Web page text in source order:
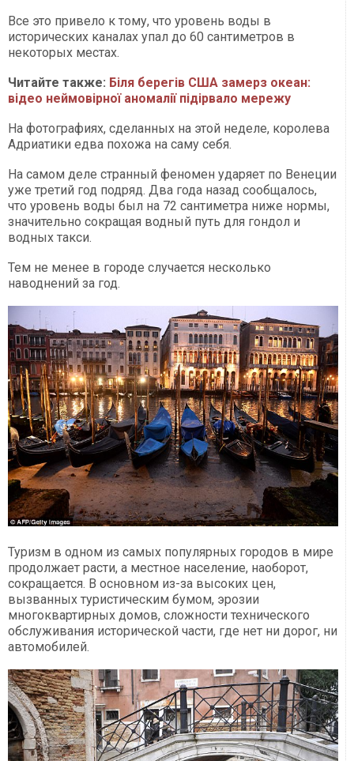
Все это привело к тому, что уровень воды в
исторических каналах упал до 60 сантиметров в
некоторых местах.
Читайте также: Біля берегів США замерз океан:
відео неймовірної аномалії підірвало мережу
На фотографиях, сделанных на этой неделе, королева
Адриатики едва похожа на саму себя.
На самом деле странный феномен ударяет по Венеции
уже третий год подряд. Два года назад сообщалось,
что уровень воды был на 72 сантиметра ниже нормы,
значительно сокращая водный путь для гондол и
водных такси.
Тем не менее в городе случается несколько
наводнений за год.
Туризм в одном из самых популярных городов в мире
продолжает расти, а местное население, наоборот,
сокращается. В основном из-за высоких цен,
вызванных туристическим бумом, эрозии
многоквартирных домов, сложности технического
обслуживания исторической части, где нет ни дорог, ни
автомобилей.